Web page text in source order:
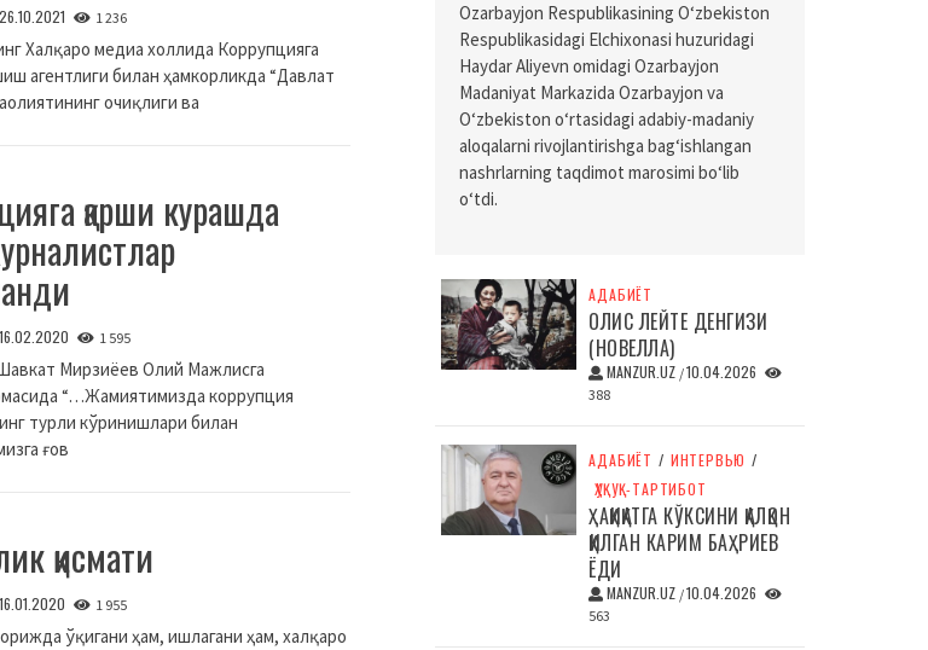
26.10.2021 1 236
Халқаро медиа холлида Коррупцияга
агентлиги билан ҳамкорликда “Давлат
очиқлиги ва
қарши курашда
16.02.2020 1 595
Мирзиёев Олий Мажлисга
“…Жамиятимизда коррупция
турли кўринишлари билан
ғов
қисмати
16.01.2020 1 955
ўқигани ҳам, ишлагани ҳам, халқаро
Ozarbayjon Respublikasining O‘zbekiston
Respublikasidagi Elchixonasi huzuridagi
Haydar Aliyevn omidagi Ozarbayjon
Madaniyat Markazida Ozarbayjon va
O‘zbekiston o‘rtasidagi adabiy-madaniy
aloqalarni rivojlantirishga bag‘ishlangan
nashrlarning taqdimot marosimi bo‘lib
o‘tdi.
АДАБИЁТ
ОЛИС ЛЕЙТЕ ДЕНГИЗИ
(НОВЕЛЛА)
MANZUR.UZ /10.04.2026
388
АДАБИЁТ / ИНТЕРВЬЮ /
ҲУҚУҚ-ТАРТИБОТ
ҲАҚИҚАТГА КЎКСИНИ ҚАЛҚОН
ҚИЛГАН КАРИМ БАҲРИЕВ
ЁДИ
MANZUR.UZ /10.04.2026
563